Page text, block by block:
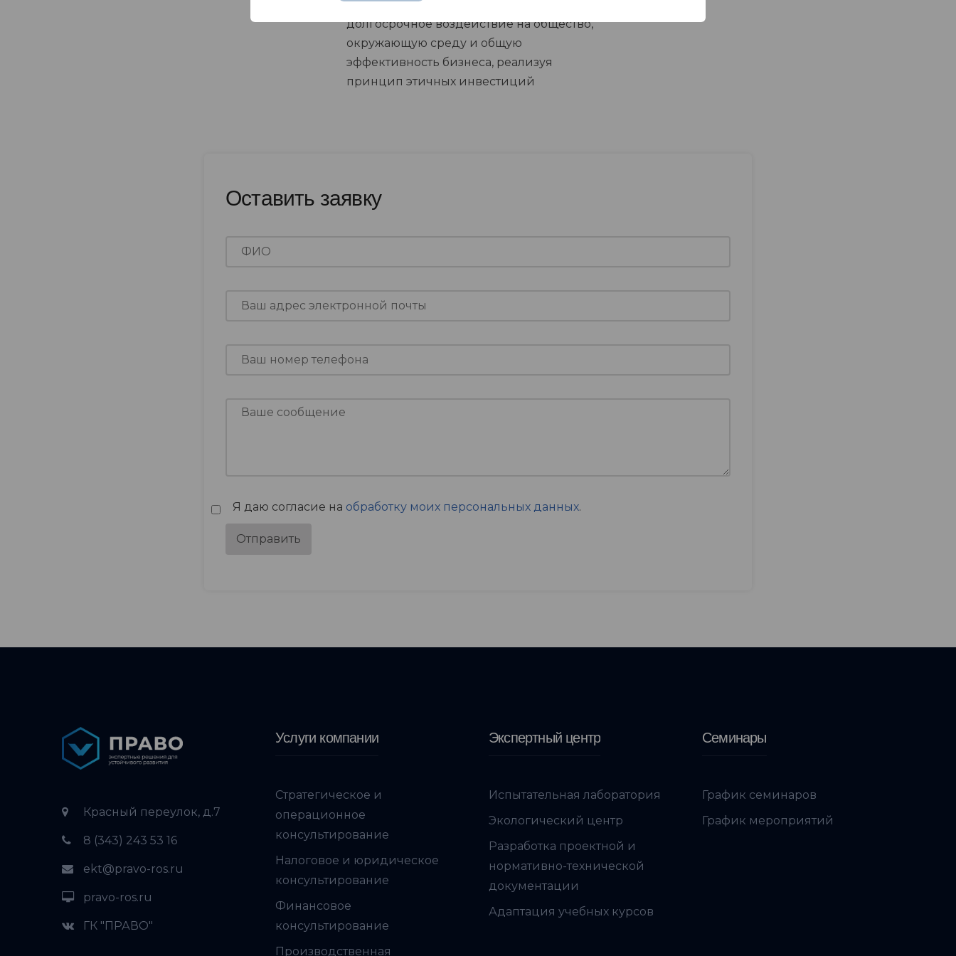
направленная на положительное и
долгосрочное воздействие на общество,
окружающую среду и общую
эффективность бизнеса, реализуя
принцип этичных инвестиций
Оставить заявку
Я даю согласие на обработку моих персональных данных.
Красный переулок, д.7
8 (343) 243 53 16
ekt@pravo-ros.ru
pravo-ros.ru
ГК "ПРАВО"
Услуги компании
Стратегическое и
операционное
консультирование
Налоговое и юридическое
консультирование
Финансовое
консультирование
Производственная
Экспертный центр
Испытательная лаборатория
Экологический центр
Разработка проектной и
нормативно-технической
документации
Адаптация учебных курсов
Семинары
График семинаров
График мероприятий